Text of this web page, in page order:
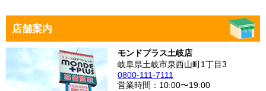
店舗案内
モンドプラス土岐店
岐阜県土岐市泉西山町1丁目3
0800-111-7111
営業時間：10:00〜19:00